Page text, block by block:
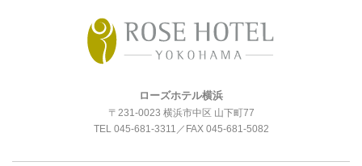
ローズホテル横浜
〒231-0023 横浜市中区 山下町77
TEL 045-681-3311 ／FAX 045-681-5082